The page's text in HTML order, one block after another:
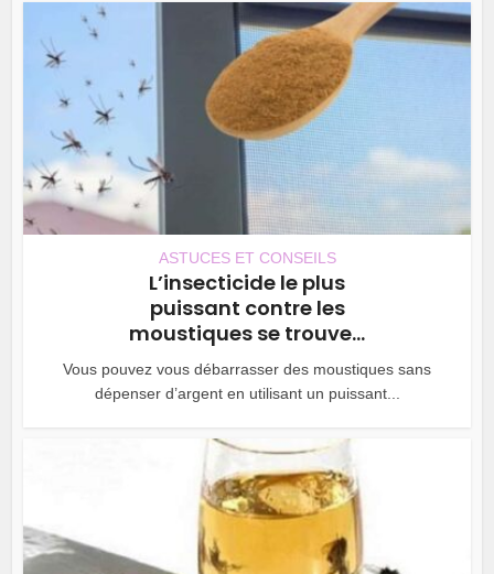
ASTUCES ET CONSEILS
L’insecticide le plus
puissant contre les
moustiques se trouve...
Vous pouvez vous débarrasser des moustiques sans
dépenser d’argent en utilisant un puissant...